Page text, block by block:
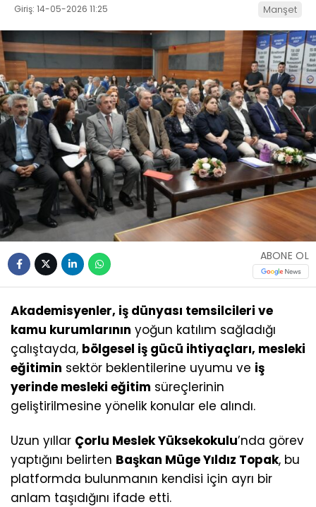
Giriş: 14-05-2026 11:25 Manşet
ABONE OL
Akademisyenler, iş dünyası temsilcileri ve
kamu kurumlarının yoğun katılım sağladığı
çalıştayda, bölgesel iş gücü ihtiyaçları, mesleki
eğitimin sektör beklentilerine uyumu ve iş
yerinde mesleki eğitim süreçlerinin
geliştirilmesine yönelik konular ele alındı.
Uzun yıllar Çorlu Meslek Yüksekokulu’nda görev
yaptığını belirten Başkan Müge Yıldız Topak, bu
platformda bulunmanın kendisi için ayrı bir
anlam taşıdığını ifade etti.